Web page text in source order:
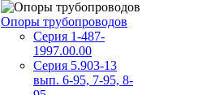
Опоры трубопроводов
Серия 1-487-
1997.00.00
Серия 5.903-13
вып. 6-95, 7-95, 8-